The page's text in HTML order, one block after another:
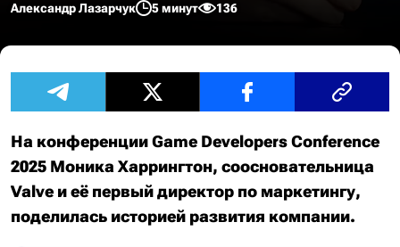
Александр Лазарчук 5 минут 136
На конференции Game Developers Conference
2025 Моника Харрингтон, соосновательница
Valve и её первый директор по маркетингу,
поделилась историей развития компании.